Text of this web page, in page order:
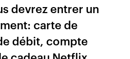
devrez entrer un
carte de
débit, compte